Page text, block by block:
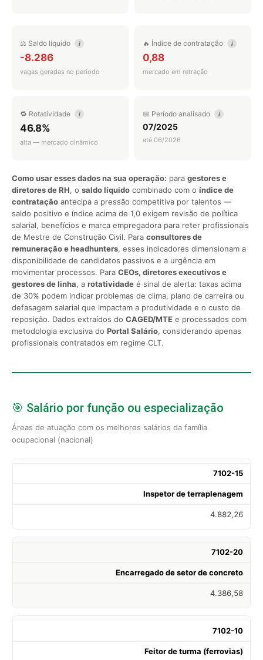
⚖️ Saldo líquido i
-8.286
vagas geradas no período
🔥 Índice de contratação i
0,88
mercado em retração
🔁 Rotatividade i
46.8%
alta — mercado dinâmico
📅 Período analisado i
07/2025
até 06/2026
Como usar esses dados na sua operação: para gestores e
diretores de RH, o saldo líquido combinado com o índice de
contratação antecipa a pressão competitiva por talentos —
saldo positivo e índice acima de 1,0 exigem revisão de política
salarial, benefícios e marca empregadora para reter profissionais
de Mestre de Construção Civil. Para consultores de
remuneração e headhunters, esses indicadores dimensionam a
disponibilidade de candidatos passivos e a urgência em
movimentar processos. Para CEOs, diretores executivos e
gestores de linha, a rotatividade é sinal de alerta: taxas acima
de 30% podem indicar problemas de clima, plano de carreira ou
defasagem salarial que impactam a produtividade e o custo de
reposição. Dados extraídos do CAGED/MTE e processados com
metodologia exclusiva do Portal Salário, considerando apenas
profissionais contratados em regime CLT.
🎯 Salário por função ou especialização
Áreas de atuação com os melhores salários da família
ocupacional (nacional)
7102-15
Inspetor de terraplenagem
4.882,26
7102-20
Encarregado de setor de concreto
4.386,58
7102-10
Feitor de turma (ferrovias)